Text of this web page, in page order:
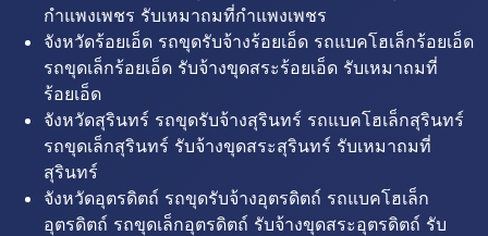
กำแพงเพชร รับเหมาถมที่กำแพงเพชร
จังหวัดร้อยเอ็ด รถขุดรับจ้างร้อยเอ็ด รถแบคโฮเล็กร้อยเอ็ด
รถขุดเล็กร้อยเอ็ด รับจ้างขุดสระร้อยเอ็ด รับเหมาถมที่
ร้อยเอ็ด
จังหวัดสุรินทร์ รถขุดรับจ้างสุรินทร์ รถแบคโฮเล็กสุรินทร์
รถขุดเล็กสุรินทร์ รับจ้างขุดสระสุรินทร์ รับเหมาถมที่
สุรินทร์
จังหวัดอุตรดิตถ์ รถขุดรับจ้างอุตรดิตถ์ รถแบคโฮเล็ก
อุตรดิตถ์ รถขุดเล็กอุตรดิตถ์ รับจ้างขุดสระอุตรดิตถ์ รับ